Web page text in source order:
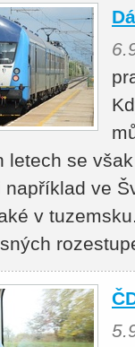
letech se
například ve
v